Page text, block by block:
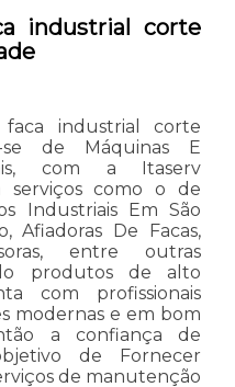
industrial corte
industrial corte
se de Máquinas E
com a Itaserv
serviços como o de
Industriais Em São
Afiadoras De Facas,
entre outras
produtos de alto
com profissionais
modernas e em bom
a confiança de
de Fornecer
de manutenção